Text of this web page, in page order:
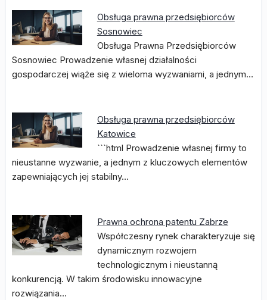
Obsługa prawna przedsiębiorców
Sosnowiec
Obsługa Prawna Przedsiębiorców
Sosnowiec Prowadzenie własnej działalności
gospodarczej wiąże się z wieloma wyzwaniami, a jednym…
Obsługa prawna przedsiębiorców
Katowice
```html Prowadzenie własnej firmy to
nieustanne wyzwanie, a jednym z kluczowych elementów
zapewniających jej stabilny…
Prawna ochrona patentu Zabrze
Współczesny rynek charakteryzuje się
dynamicznym rozwojem
technologicznym i nieustanną
konkurencją. W takim środowisku innowacyjne
rozwiązania…